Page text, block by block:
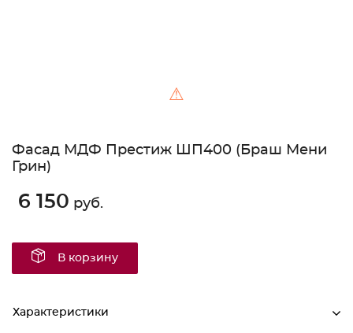
⚠
Фасад МДФ Престиж ШП400 (Браш Мени
Грин)
6 150 руб.
В корзину
Характеристики